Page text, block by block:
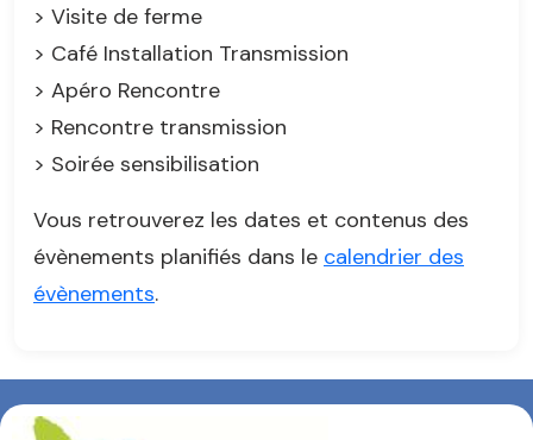
> Visite de ferme
> Café Installation Transmission
> Apéro Rencontre
> Rencontre transmission
> Soirée sensibilisation
Vous retrouverez les dates et contenus des
évènements planifiés dans le calendrier des
évènements.